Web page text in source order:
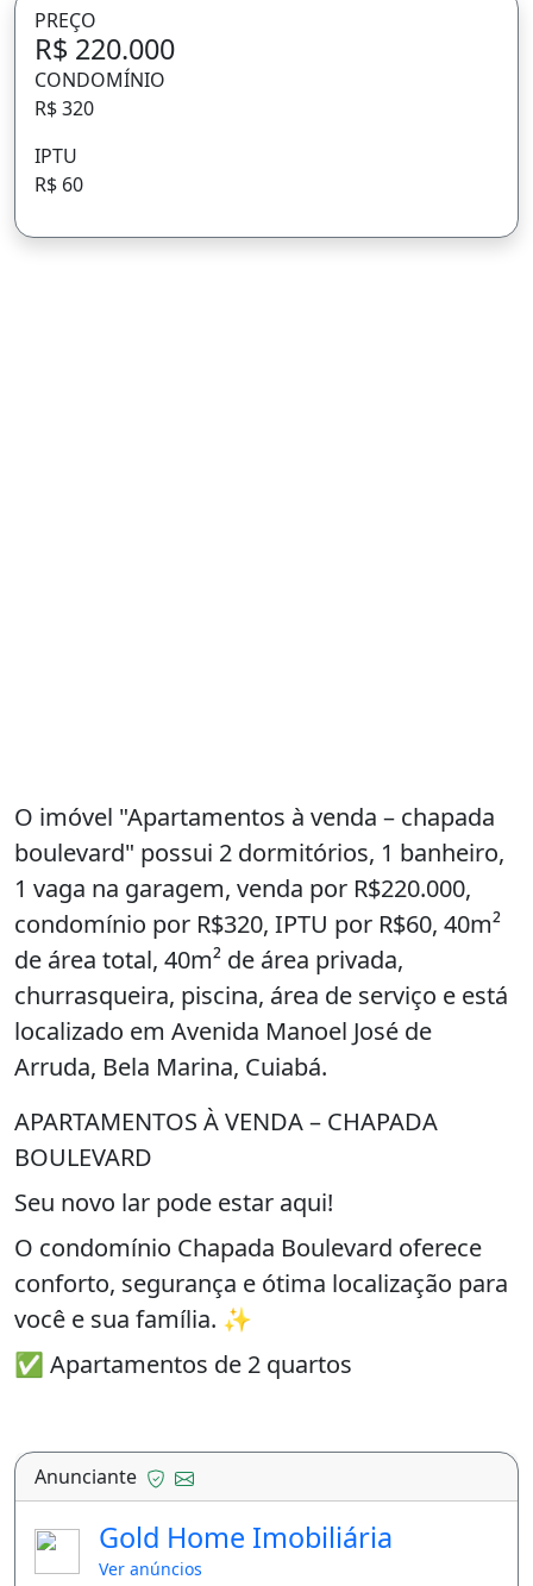
PREÇO
R$ 220.000
CONDOMÍNIO
R$ 320
IPTU
R$ 60
O imóvel "Apartamentos à venda – chapada
boulevard" possui 2 dormitórios, 1 banheiro,
1 vaga na garagem, venda por R$220.000,
condomínio por R$320, IPTU por R$60, 40m²
de área total, 40m² de área privada,
churrasqueira, piscina, área de serviço e está
localizado em Avenida Manoel José de
Arruda, Bela Marina, Cuiabá.
APARTAMENTOS À VENDA – CHAPADA
BOULEVARD
Seu novo lar pode estar aqui!
O condomínio Chapada Boulevard oferece
conforto, segurança e ótima localização para
você e sua família. ✨
✅ Apartamentos de 2 quartos
✅ 1 vaga de garagem
✅ Condomínio fechado com portaria e
segurança
Anunciante
Gold Home Imobiliária
Ver anúncios